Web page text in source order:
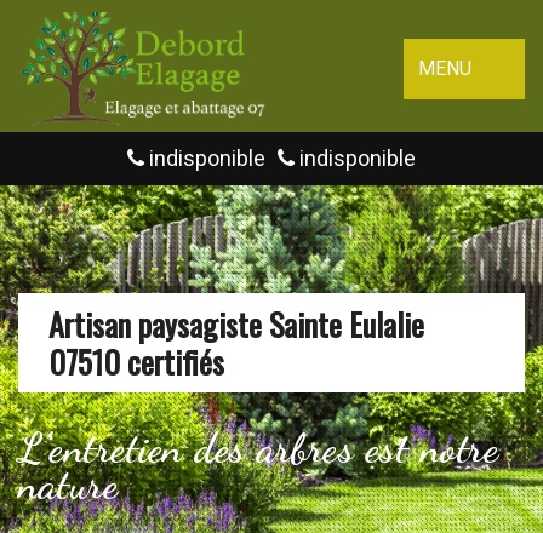
MENU
indisponible indisponible
Artisan paysagiste Sainte Eulalie
07510 certifiés
L'entretien des arbres est notre
nature